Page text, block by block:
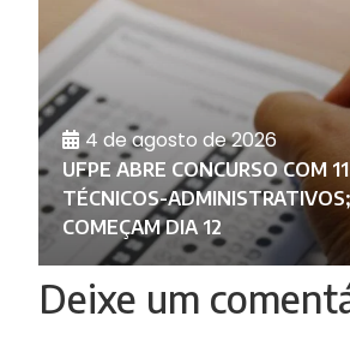
4 de agosto de 2026
UFPE ABRE CONCURSO COM
TÉCNICOS-
COMEÇAM DIA 12
Deixe um